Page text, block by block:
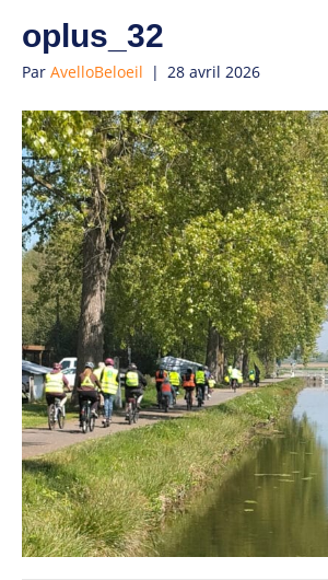
oplus_32
Par AvelloBeloeil | 28 avril 2026